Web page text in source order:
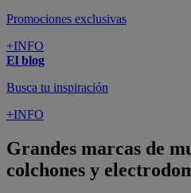
Promociones exclusivas
+INFO
El blog
Busca tu inspiración
+INFO
Grandes marcas de
colchones y